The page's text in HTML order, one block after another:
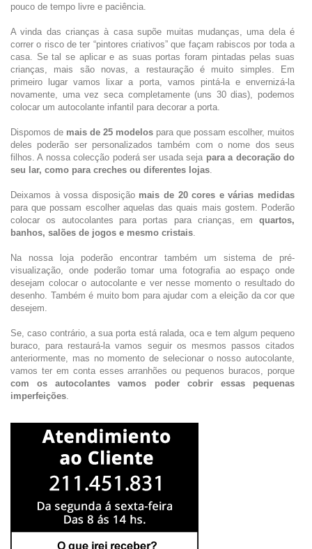
pouco de tempo livre e paciência.
A vinda das crianças à casa supõe muitas mudanças, uma dela é
correr o risco de ter “pintores criativos” que façam rabiscos por toda a
casa. Se tal se aplicar e as suas portas foram pintadas pelas suas
crianças, mais são novas, a restauração é muito simples. Em
primeiro lugar vamos lixar a porta, vamos pintá-la e envernizá-la
novamente, uma vez seca completamente (uns 30 dias), podemos
colocar um autocolante infantil para decorar a porta.
Dispomos de mais de 25 modelos para que possam escolher, muitos
deles poderão ser personalizados também com o nome dos seus
filhos. A nossa colecção poderá ser usada seja para a decoração do
seu lar, como para creches ou diferentes lojas
Deixamos à vossa disposição mais de 20 cores e várias medidas
para que possam escolher aquelas das quais mais gostem. Poderão
colocar os autocolantes para portas para crianças, em quartos,
banhos, salões de jogos e mesmo cristais
Na nossa loja poderão encontrar também um sistema de pré-
visualização, onde poderão tomar uma fotografia ao espaço onde
desejam colocar o autocolante e ver nesse momento o resultado do
desenho. Também é muito bom para ajudar com a eleição da cor que
desejem.
Se, caso contrário, a sua porta está ralada, oca e tem algum pequeno
buraco, para restaurá-la vamos seguir os mesmos passos citados
anteriormente, mas no momento de selecionar o nosso autocolante,
vamos ter em conta esses arranhões ou pequenos buracos, porque
com os autocolantes vamos poder cobrir essas pequenas
imperfeições